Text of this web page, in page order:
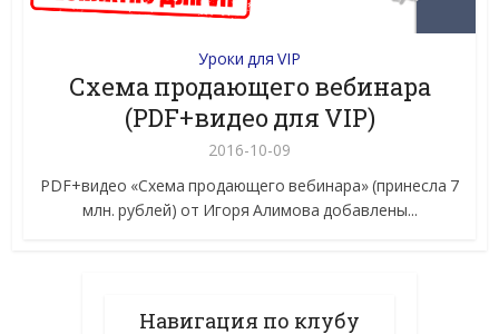
Уроки для VIP
Схема продающего вебинара
(PDF+видео для VIP)
2016-10-09
PDF+видео «Схема продающего вебинара» (принесла 7
млн. рублей) от Игоря Алимова добавлены...
Навигация по клубу